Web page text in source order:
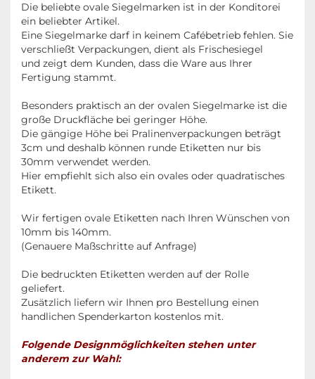
Die beliebte ovale Siegelmarken ist in der Konditorei
ein beliebter Artikel.
Eine Siegelmarke darf in keinem Cafébetrieb fehlen. Sie
verschließt Verpackungen, dient als Frischesiegel
und zeigt dem Kunden, dass die Ware aus Ihrer
Fertigung stammt.
Besonders praktisch an der ovalen Siegelmarke ist die
große Druckfläche bei geringer Höhe.
Die gängige Höhe bei Pralinenverpackungen beträgt
3cm und deshalb können runde Etiketten nur bis
30mm verwendet werden.
Hier empfiehlt sich also ein ovales oder quadratisches
Etikett.
Wir fertigen ovale Etiketten nach Ihren Wünschen von
10mm bis 140mm.
(Genauere Maßschritte auf Anfrage)
Die bedruckten Etiketten werden auf der Rolle
geliefert.
Zusätzlich liefern wir Ihnen pro Bestellung einen
handlichen Spenderkarton kostenlos mit.
Folgende Designmöglichkeiten stehen unter
anderem zur Wahl: